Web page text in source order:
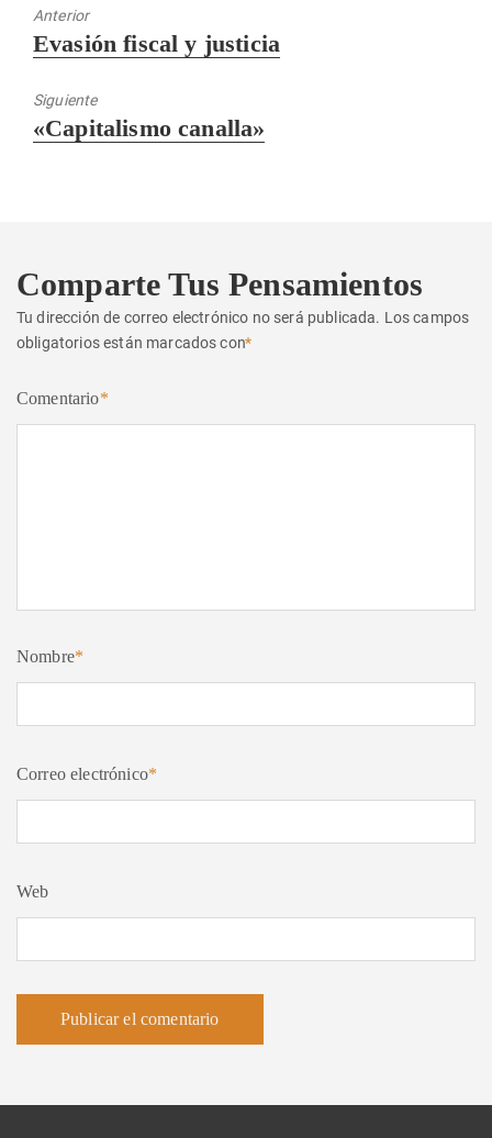
Anterior
Entrada
Evasión fiscal y justicia
Siguiente
Entrada
«Capitalismo canalla»
Comparte Tus Pensamientos
Tu dirección de correo electrónico no será publicada. Los campos
obligatorios están marcados con*
Comentario*
Nombre*
Correo electrónico*
Web